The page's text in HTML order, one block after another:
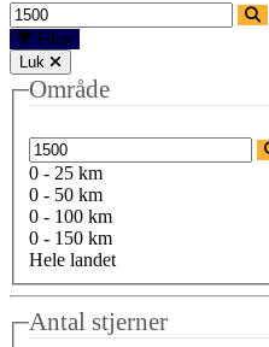
Filtre
Luk
Område
0 - 25 km
0 - 50 km
0 - 100 km
0 - 150 km
Hele landet
Antal stjerner